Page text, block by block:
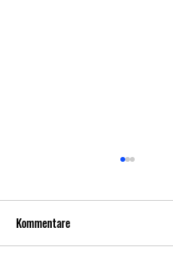
Spiele!
In der Auftaktwoche in
Gießen und Darmstadt
Kommentare